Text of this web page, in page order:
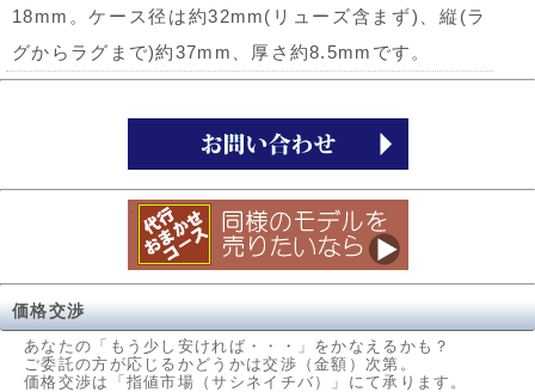
18mm。ケース径は約32mm(リューズ含まず)、縦(ラ
グからラグまで)約37mm、厚さ約8.5mmです。
価格交渉
あなたの「もう少し安ければ・・・」をかなえるかも？
ご委託の方が応じるかどうかは交渉（金額）次第。
価格交渉は「指値市場（サシネイチバ）」にて承ります。